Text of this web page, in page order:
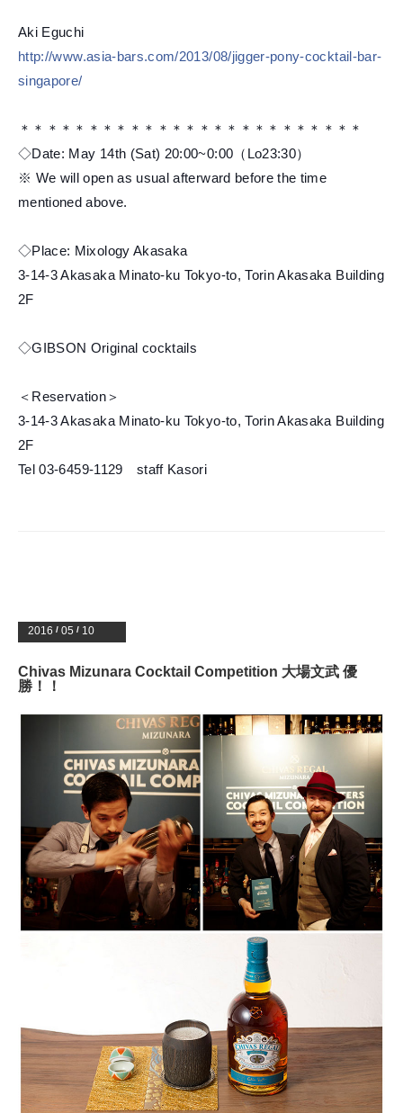
Aki Eguchi
http://www.asia-bars.com/2013/08/jigger-pony-cocktail-bar-
singapore/
＊＊＊＊＊＊＊＊＊＊＊＊＊＊＊＊＊＊＊＊＊＊＊＊＊
◇Date: May 14th (Sat) 20:00~0:00（Lo23:30）
※ We will open as usual afterward before the time
mentioned above.
◇Place: Mixology Akasaka
3-14-3 Akasaka Minato-ku Tokyo-to, Torin Akasaka Building
2F
◇GIBSON Original cocktails
＜Reservation＞
3-14-3 Akasaka Minato-ku Tokyo-to, Torin Akasaka Building
2F
Tel 03-6459-1129 staff Kasori
2016 / 05 / 10
Chivas Mizunara Cocktail Competition 大場文武 優
勝！！